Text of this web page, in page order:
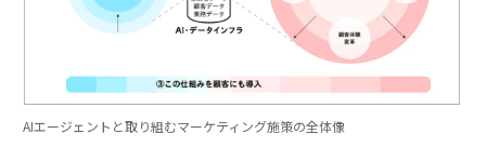
AIエージェントと取り組むマーケティング施策の全体像